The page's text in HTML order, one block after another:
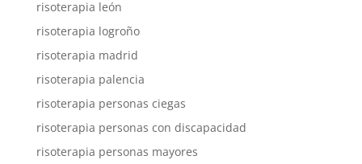
risoterapia león
risoterapia logroño
risoterapia madrid
risoterapia palencia
risoterapia personas ciegas
risoterapia personas con discapacidad
risoterapia personas mayores